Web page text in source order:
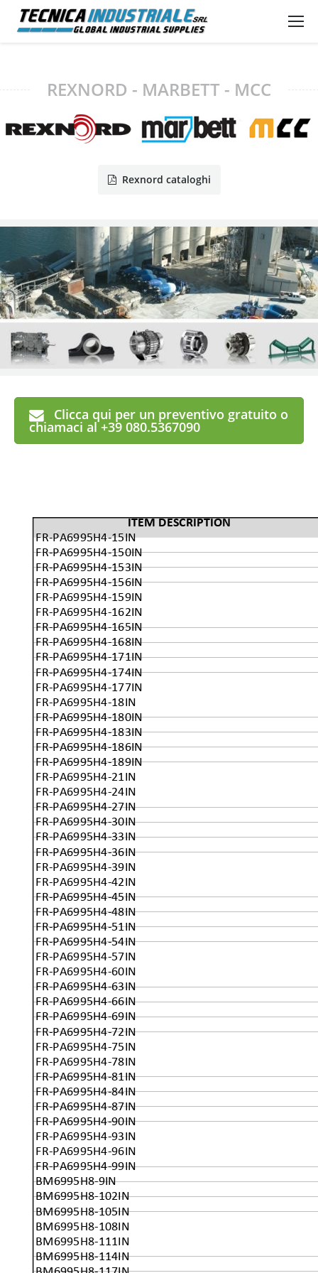
REXNORD - MARBETT - MCC
Rexnord cataloghi
Clicca qui per un preventivo gratuito o
chiamaci al +39 080.5367090
ITEM DESCRIPTION
FR-PA6995H4-15IN
FR-PA6995H4-150IN
FR-PA6995H4-153IN
FR-PA6995H4-156IN
FR-PA6995H4-159IN
FR-PA6995H4-162IN
FR-PA6995H4-165IN
FR-PA6995H4-168IN
FR-PA6995H4-171IN
FR-PA6995H4-174IN
FR-PA6995H4-177IN
FR-PA6995H4-18IN
FR-PA6995H4-180IN
FR-PA6995H4-183IN
FR-PA6995H4-186IN
FR-PA6995H4-189IN
FR-PA6995H4-21IN
FR-PA6995H4-24IN
FR-PA6995H4-27IN
FR-PA6995H4-30IN
FR-PA6995H4-33IN
FR-PA6995H4-36IN
FR-PA6995H4-39IN
FR-PA6995H4-42IN
FR-PA6995H4-45IN
FR-PA6995H4-48IN
FR-PA6995H4-51IN
FR-PA6995H4-54IN
FR-PA6995H4-57IN
FR-PA6995H4-60IN
FR-PA6995H4-63IN
FR-PA6995H4-66IN
FR-PA6995H4-69IN
FR-PA6995H4-72IN
FR-PA6995H4-75IN
FR-PA6995H4-78IN
FR-PA6995H4-81IN
FR-PA6995H4-84IN
FR-PA6995H4-87IN
FR-PA6995H4-90IN
FR-PA6995H4-93IN
FR-PA6995H4-96IN
FR-PA6995H4-99IN
BM6995H8-9IN
BM6995H8-102IN
BM6995H8-105IN
BM6995H8-108IN
BM6995H8-111IN
BM6995H8-114IN